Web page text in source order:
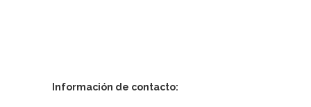
Información de contacto: